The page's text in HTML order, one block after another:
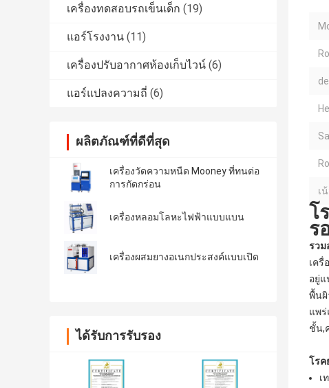
เครื่องทดสอบรถเข็นเด็ก (19)
แอร์โรงงาน (11)
เครื่องปรับอากาศห้องเก็บไวน์ (6)
แอร์แปลงความถี่ (6)
ผลิตภัณฑ์ที่ดีที่สุด
เครื่องวัดความหนืด Mooney ที่ทนต่อ
การกัดกร่อน
เครื่องหลอมโลหะไฟฟ้าแบบแบน
เครื่องผสมยางอเนกประสงค์แบบเปิด
ได้รับการรับรอง
เ
โ
ร
รวม
เครื่
อยู่แ
พื้นผิ
แพร่
ชั้น,
โรค
เ